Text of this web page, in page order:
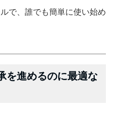
で、誰でも簡単に使い始め
を進めるのに最適な